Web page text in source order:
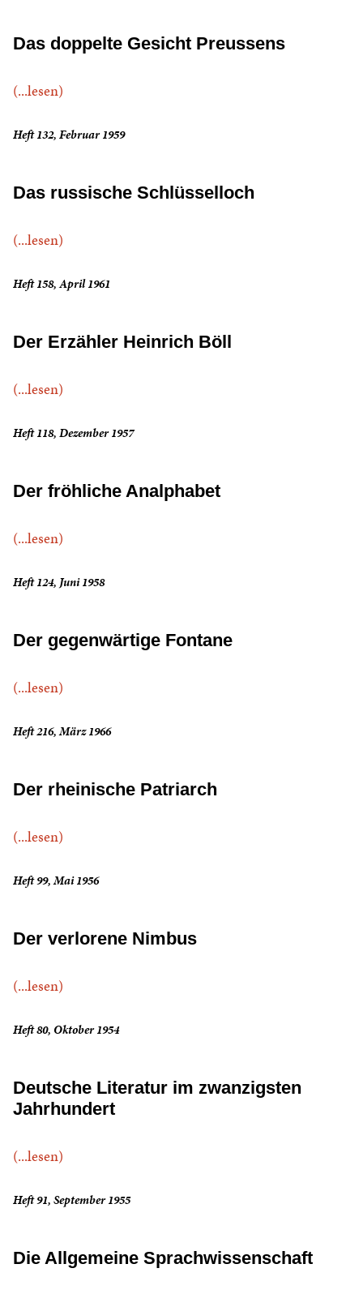
Das doppelte Gesicht Preussens
(...lesen)
Heft 132, Februar 1959
Das russische Schlüsselloch
(...lesen)
Heft 158, April 1961
Der Erzähler Heinrich Böll
(...lesen)
Heft 118, Dezember 1957
Der fröhliche Analphabet
(...lesen)
Heft 124, Juni 1958
Der gegenwärtige Fontane
(...lesen)
Heft 216, März 1966
Der rheinische Patriarch
(...lesen)
Heft 99, Mai 1956
Der verlorene Nimbus
(...lesen)
Heft 80, Oktober 1954
Deutsche Literatur im zwanzigsten
Jahrhundert
(...lesen)
Heft 91, September 1955
Die Allgemeine Sprachwissenschaft